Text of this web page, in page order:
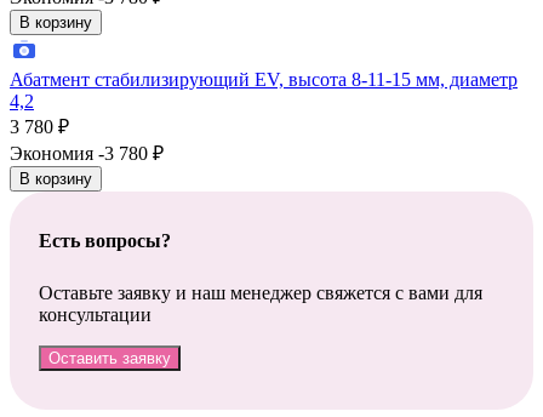
В корзину
Абатмент стабилизирующий EV, высота 8-11-15 мм, диаметр
4,2
3 780 ₽
Экономия -3 780 ₽
В корзину
Есть вопросы?
Оставьте заявку и наш менеджер свяжется с вами для
консультации
Оставить заявку